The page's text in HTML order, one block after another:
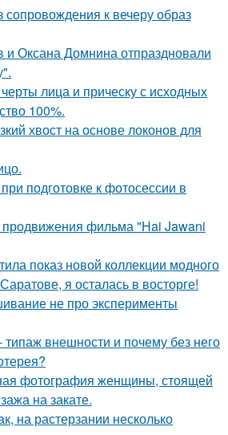
сопровождения к вечеру образ
и Оксана Домнина отпраздновали
лица и прическу с исходных
100%.
хвост на основе локонов для
подготовке к фотосессии в
фильма "Hai Jawani
показ новой коллекции модного
я осталась в восторге!
не про эксперименты
типаж внешности и почему без него
фотография женщины, стоящей
на закате.
на растерзании несколько